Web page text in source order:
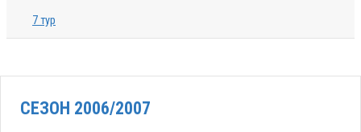
7 тур
СЕЗОН 2006/2007